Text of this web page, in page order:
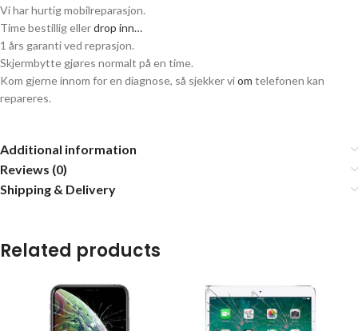
Vi har hurtig mobilreparasjon.
Time bestillig ellerdrop inn…
1 års garanti ved reprasjon.
Skjermbytte gjøres normalt på en time.
Kom gjerne innom for en diagnose, så sjekker viom telefonen kan
repareres.
Additional information
Reviews (0)
Shipping & Delivery
Related products